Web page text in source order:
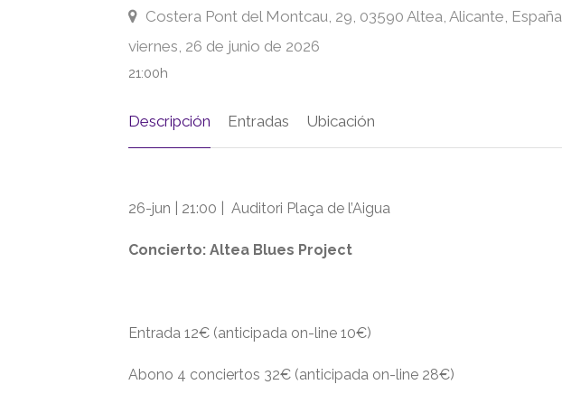
Costera Pont del Montcau, 29, 03590 Altea, Alicante, España
viernes, 26 de junio de 2026
21:00h
Descripción Entradas Ubicación
26-jun | 21:00 | Auditori Plaça de l’Aigua
Concierto: Altea Blues Project
Entrada 12€ (anticipada on-line 10€)
Abono 4 conciertos 32€ (anticipada on-line 28€)